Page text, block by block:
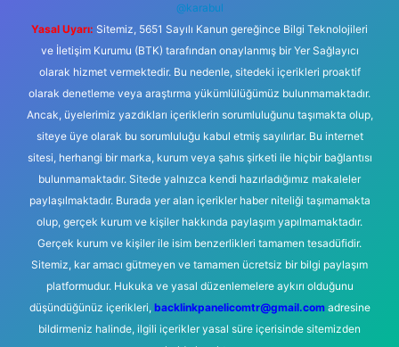
@karabul
Yasal Uyarı: Sitemiz, 5651 Sayılı Kanun gereğince Bilgi Teknolojileri
ve İletişim Kurumu (BTK) tarafından onaylanmış bir Yer Sağlayıcı
olarak hizmet vermektedir. Bu nedenle, sitedeki içerikleri proaktif
olarak denetleme veya araştırma yükümlülüğümüz bulunmamaktadır.
Ancak, üyelerimiz yazdıkları içeriklerin sorumluluğunu taşımakta olup,
siteye üye olarak bu sorumluluğu kabul etmiş sayılırlar. Bu internet
sitesi, herhangi bir marka, kurum veya şahıs şirketi ile hiçbir bağlantısı
bulunmamaktadır. Sitede yalnızca kendi hazırladığımız makaleler
paylaşılmaktadır. Burada yer alan içerikler haber niteliği taşımamakta
olup, gerçek kurum ve kişiler hakkında paylaşım yapılmamaktadır.
Gerçek kurum ve kişiler ile isim benzerlikleri tamamen tesadüfidir.
Sitemiz, kar amacı gütmeyen ve tamamen ücretsiz bir bilgi paylaşım
platformudur. Hukuka ve yasal düzenlemelere aykırı olduğunu
düşündüğünüz içerikleri, backlinkpanelicomtr@gmail.comadresine
bildirmeniz halinde, ilgili içerikler yasal süre içerisinde sitemizden